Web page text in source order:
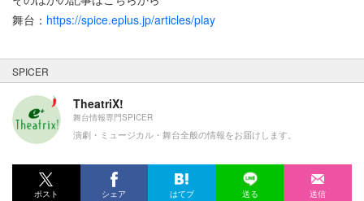
舞台： https://spice.eplus.jp/articles/play
SPICER
TheatriX!
舞台情報専門SPICER
演劇・ミュージカル・舞台全般の情報をお届けします。
ポスト シェア はてブ 送る 送信